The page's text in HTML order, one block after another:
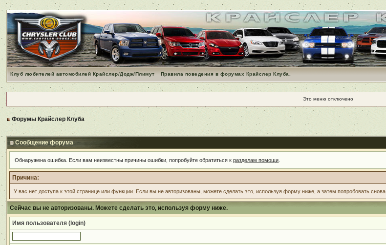
Клуб любителей автомобилей Крайслер/Додж/Плимут Правила поведения в форумах Крайслер Клуба.
Это меню отключено
Форумы Крайслер Клуба
Сообщение форума
Обнаружена ошибка. Если вам неизвестны причины ошибки, попробуйте обратиться кразделам помощи
Причина:
У вас нет доступа к этой странице или функции. Если вы не авторизованы, можете сделать это, используя форму ниже, а затем попробовать снова.
Сейчас вы не авторизованы. Можете сделать это, используя форму ниже.
Имя пользователя (login)